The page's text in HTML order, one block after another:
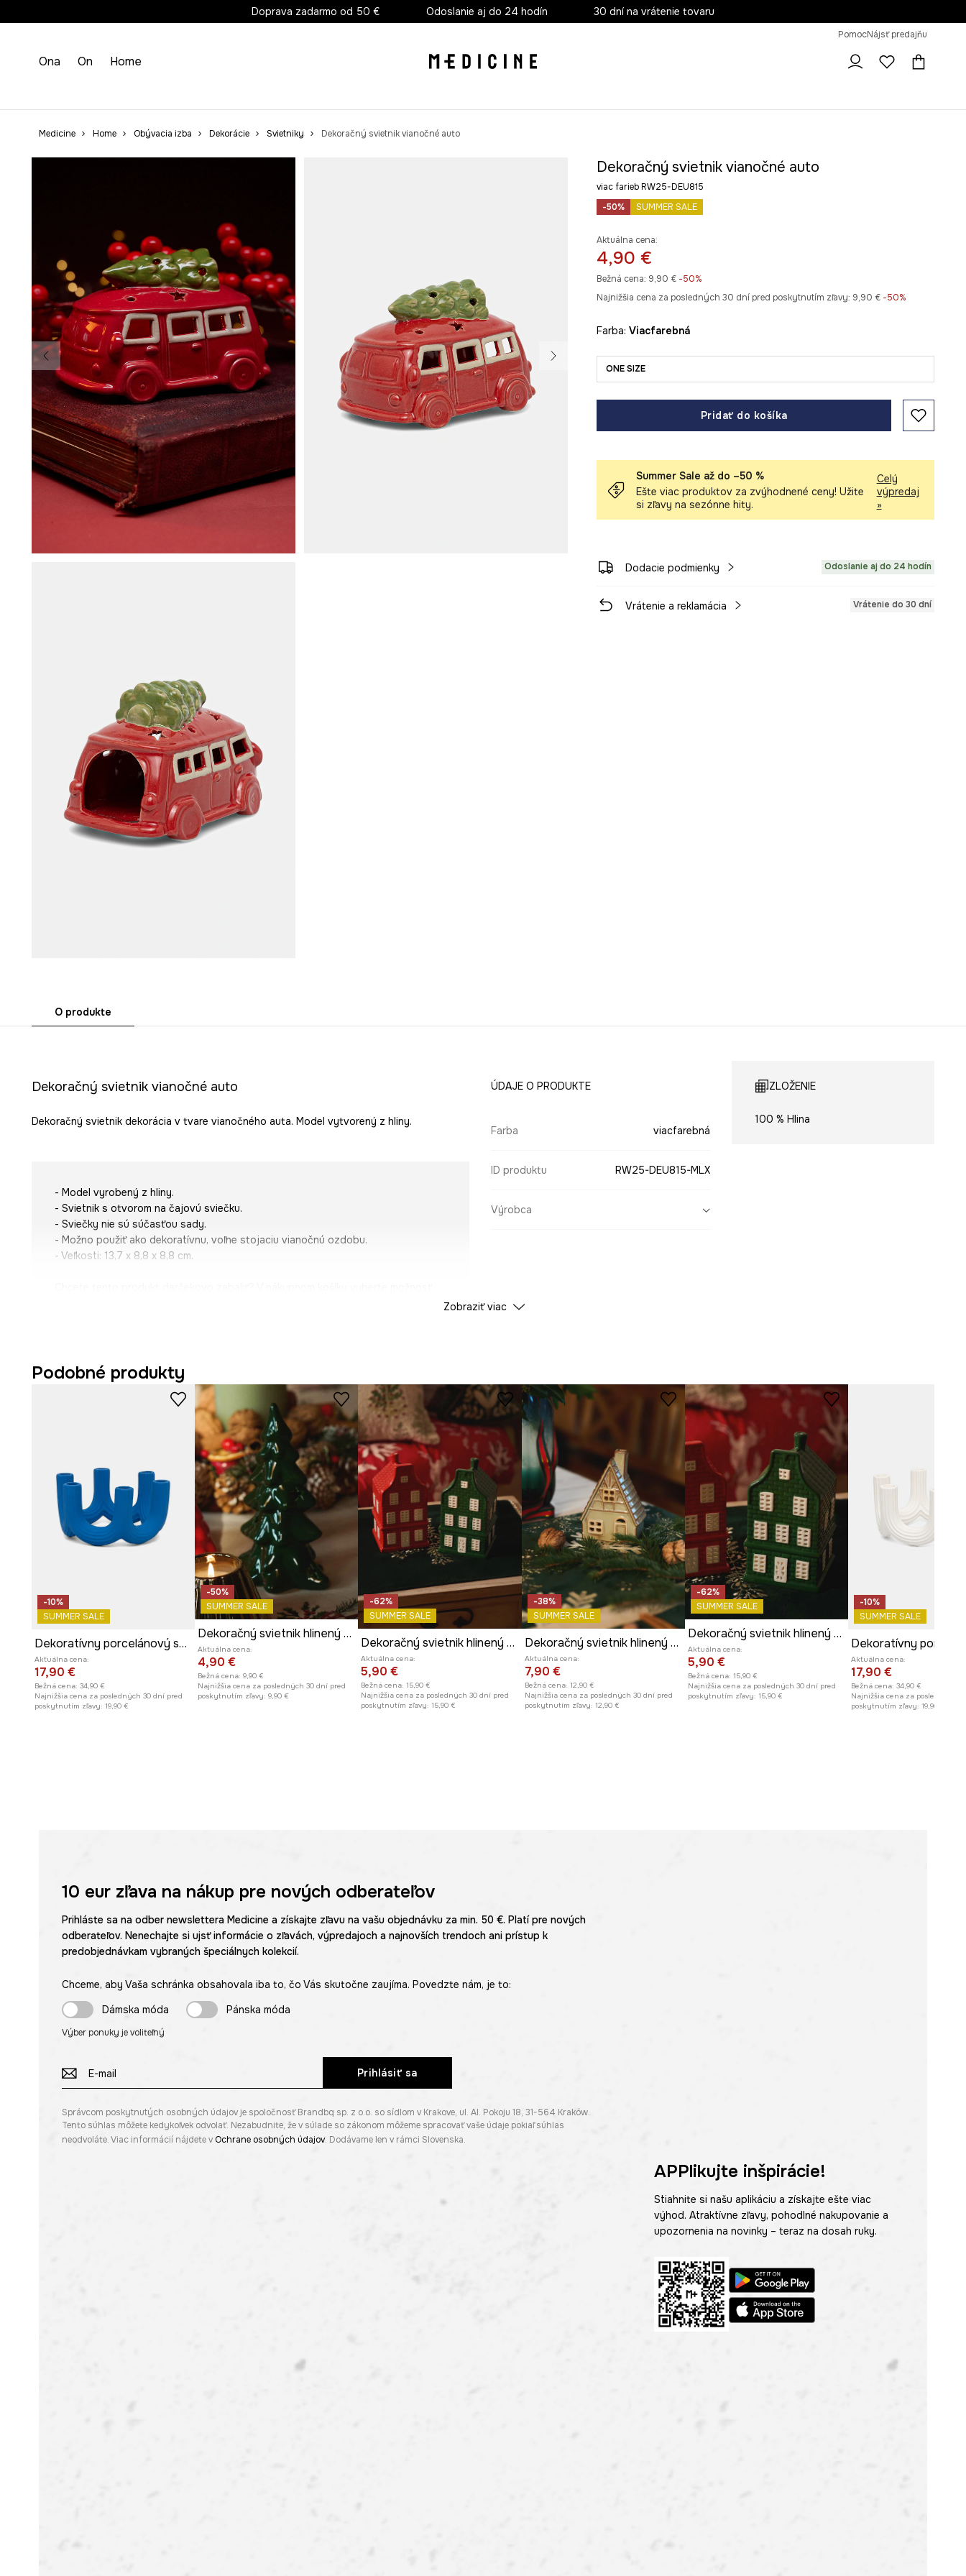
Doprava zadarmo od 50 € Odoslanie aj do 24 hodín 30 dní na vrátenie tovaru
PomocNájsť predajňu
Ona On Home
Medicine Home Obývacia izba Dekorácie Svietniky Dekoračný svietnik vianočné auto
Dekoračný svietnik vianočné auto
viac farieb RW25-DEU815
-50%
SUMMER SALE
Aktuálna cena:
4,90 €
Bežná cena: 9,90 €-50%
Najnižšia cena za posledných 30 dní pred poskytnutím zľavy: 9,90 € -50%
Farba: viacfarebná
ONE SIZE
Pridať do košíka
Summer Sale až do –50 %
Ešte viac produktov za zvýhodnené ceny! Užite
si zľavy na sezónne hity.
Celý
výpredaj
»
Dodacie podmienky Odoslanie aj do 24 hodín
Vrátenie a reklamácia Vrátenie do 30 dní
O produkte
Dekoračný svietnik vianočné auto
Dekoračný svietnik dekorácia v tvare vianočného auta. Model vytvorený z hliny.
- Model vyrobený z hliny.
- Svietnik s otvorom na čajovú sviečku.
- Sviečky nie sú súčasťou sady.
- Možno použiť ako dekoratívnu, voľne stojaciu vianočnú ozdobu.
- Veľkosti: 13,7 x 8,8 x 8,8 cm.
ÚDAJE O PRODUKTE
Farba viacfarebná
ID produktu RW25-DEU815-MLX
Výrobca
ZLOŽENIE
100 % Hlina
Zobraziť viac
Podobné produkty
-10%
SUMMER SALE
Dekoratívny porcelánový svietnik
Aktuálna cena:
17,90 €
Bežná cena: 34,90 €
Najnižšia cena za posledných 30 dní pred
poskytnutím zľavy: 19,90 €
-50%
SUMMER SALE
Dekoračný svietnik hlinený - Vianočný stromček
Aktuálna cena:
4,90 €
Bežná cena: 9,90 €
Najnižšia cena za posledných 30 dní pred
poskytnutím zľavy: 9,90 €
-62%
SUMMER SALE
Dekoračný svietnik hlinený - domček
Aktuálna cena:
5,90 €
Bežná cena: 15,90 €
Najnižšia cena za posledných 30 dní pred
poskytnutím zľavy: 15,90 €
-38%
SUMMER SALE
Dekoračný svietnik hlinený - domček
Aktuálna cena:
7,90 €
Bežná cena: 12,90 €
Najnižšia cena za posledných 30 dní pred
poskytnutím zľavy: 12,90 €
-62%
SUMMER SALE
Dekoračný svietnik hlinený - domček
Aktuálna cena:
5,90 €
Bežná cena: 15,90 €
Najnižšia cena za posledných 30 dní pred
poskytnutím zľavy: 15,90 €
-10%
SUMMER SALE
Aktuálna cena:
17,90 €
Bežná cena: 34,90 €
Najnižšia cena za posledných
poskytnutím zľavy: 19,90 €
10 eurzľava na nákup pre nových odberateľov
Prihláste sa na odber newslettera Medicine a získajte zľavu na vašu objednávku za min. 50 €. Platí pre nových
odberateľov. Nenechajte si ujsť informácie o zľavách, výpredajoch a najnovších trendoch ani prístup k
predobjednávkam vybraných špeciálnych kolekcií.
Chceme, aby Vaša schránka obsahovala iba to, čo Vás skutočne zaujíma. Povedzte nám, je to:
Dámska móda
Pánska móda
Výber ponuky je voliteľný
Prihlásiť sa
Správcom poskytnutých osobných údajov je spoločnosť Brandbq sp. z o.o. so sídlom v Krakove, ul. Al. Pokoju 18, 31-564 Kraków.
Tento súhlas môžete kedykoľvek odvolať. Nezabudnite, že v súlade so zákonom môžeme spracovať vaše údaje pokiaľ súhlas
neodvoláte. Viac informácií nájdete v Ochrane osobných údajov. Dodávame len v rámci Slovenska.
APPlikujte inšpirácie!
Stiahnite si našu aplikáciu a získajte ešte viac
výhod. Atraktívne zľavy, pohodlné nakupovanie a
upozornenia na novinky – teraz na dosah ruky.